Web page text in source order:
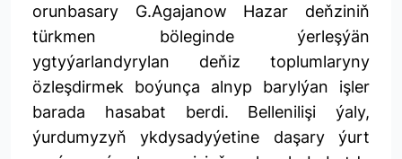
orunbasary G.Agajanow Hazar deňziniň
türkmen böleginde ýerleşýän
ygtyýarlandyrylan deňiz toplumlaryny
özleşdirmek boýunça alnyp barylýan işler
barada hasabat berdi. Bellenilişi ýaly,
ýurdumyzyň ykdysadyýetine daşary ýurt